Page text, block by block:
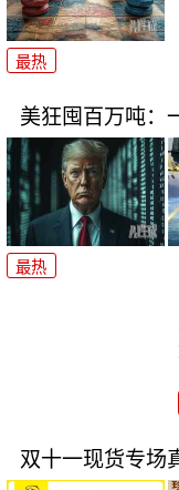
最热
美狂囤百万吨：
最热
双十一现货专场